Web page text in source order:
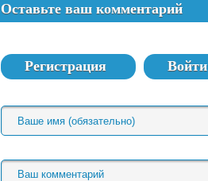
Оставьте ваш комментарий
Регистрация Войти